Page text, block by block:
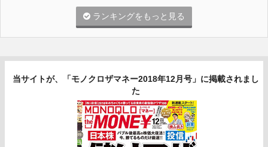
ランキングをもっと見る
当サイトが、「モノクロザマネー2018年12月号」に掲載されまし
た